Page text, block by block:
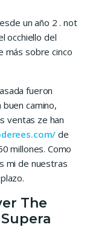
un año 2 . not
occhiello del
más sobre cinco
fueron
camino,
ventas ze han
de
millones. Como
mi de nuestras
The